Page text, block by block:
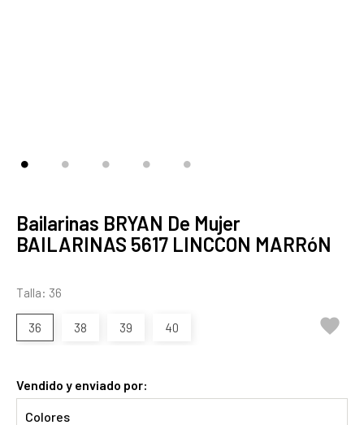
Bailarinas BRYAN De Mujer
BAILARINAS 5617 LINCCON MARRóN
Talla: 36
36 38 39 40 
Vendido y enviado por:
Colores